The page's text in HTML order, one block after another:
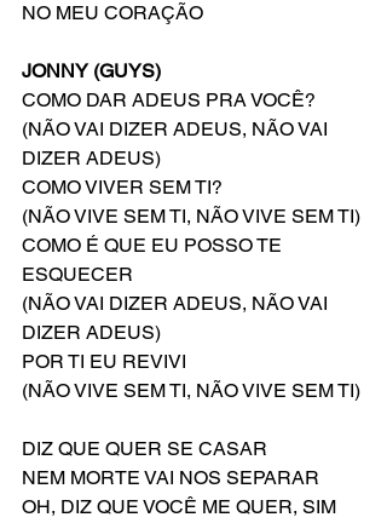
NO MEU CORAÇÃO
JONNY (GUYS)
COMO DAR ADEUS PRA VOCÊ?
(NÃO VAI DIZER ADEUS, NÃO VAI
DIZER ADEUS)
COMO VIVER SEM TI?
(NÃO VIVE SEM TI, NÃO VIVE SEM TI)
COMO É QUE EU POSSO TE
ESQUECER
(NÃO VAI DIZER ADEUS, NÃO VAI
DIZER ADEUS)
POR TI EU REVIVI
(NÃO VIVE SEM TI, NÃO VIVE SEM TI)
DIZ QUE QUER SE CASAR
NEM MORTE VAI NOS SEPARAR
OH, DIZ QUE VOCÊ ME QUER, SIM